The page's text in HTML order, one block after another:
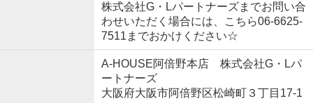
株式会社G・Lパートナーズまでお問い合
わせいただく場合には、こちら06-6625-
7511までおかけください☆
A-HOUSE阿倍野本店 株式会社G・Lパ
ートナーズ
大阪府大阪市阿倍野区松崎町３丁目17-1